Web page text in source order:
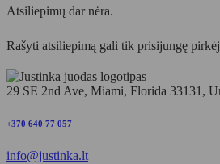
Atsiliepimų dar nėra.
Rašyti atsiliepimą gali tik prisijungę
29 SE 2nd Ave, Miami, Florida 33131,
+370 640 77 057
info@justinka.lt